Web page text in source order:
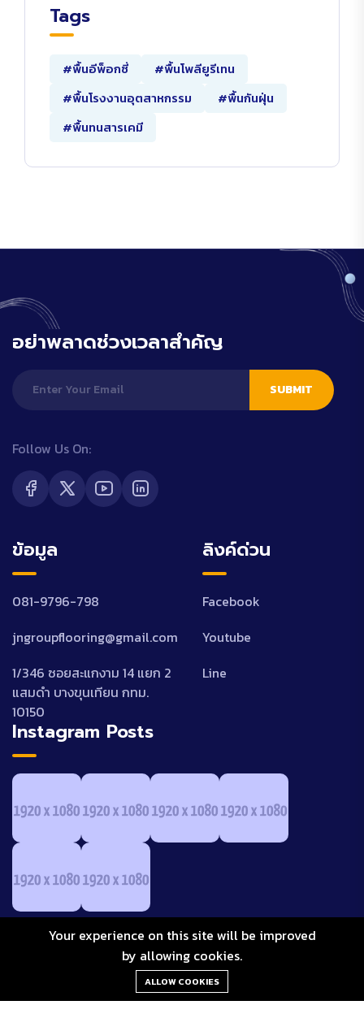
Tags
#พื้นอีพ็อกซี่
#พื้นโพลียูรีเทน
#พื้นโรงงานอุตสาหกรรม
#พื้นกันฝุ่น
#พื้นทนสารเคมี
อย่าพลาดช่วงเวลาสำคัญ
SUBMIT
Follow Us On:
ข้อมูล
081-9796-798
jngroupflooring@gmail.com
1/346 ซอยสะแกงาม 14 แยก 2
แสมดำ บางขุนเทียน กทม.
10150
ลิงค์ด่วน
Facebook
Youtube
Line
Instagram Posts
Your experience on this site will be improved
by allowing cookies.
ALLOW COOKIES